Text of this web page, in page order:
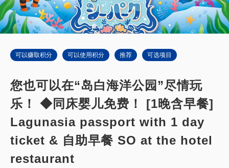
可以赚取积分 可以使用积分 推荐 可选项目
您也可以在“岛白海洋公园”尽情玩
乐！ ◆同床婴儿免费！ [1晚含早餐]
Lagunasia passport with 1 day
ticket & 自助早餐 SO at the hotel
restaurant